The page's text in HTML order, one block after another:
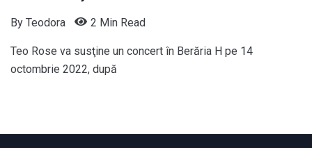
By Teodora 2 Min Read
Teo Rose va susţine un concert în Berăria H pe 14
octombrie 2022, după